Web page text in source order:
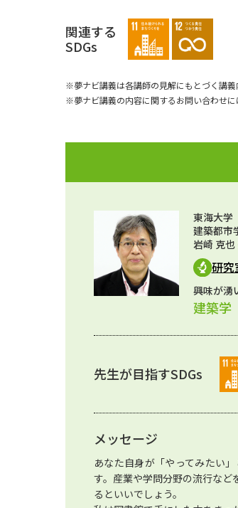
関連する
SDGs
※夢ナビ講義は各講師の見解にもとづく講義
※夢ナビ講義の内容に関するお問い合わせに
東海大学
建築都市
岩崎 克也
研究
興味が湧
建築学
先生が目指すSDGs
メッセージ
あなた自身が「やってみたい
す。産業や学問分野の流行な
るといいでしょう。